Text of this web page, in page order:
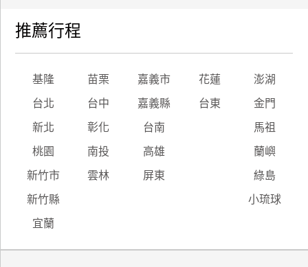
推薦行程
基隆 苗栗 嘉義市 花蓮 澎湖
台北 台中 嘉義縣 台東 金門
新北 彰化 台南 馬祖
桃園 南投 高雄 蘭嶼
新竹市 雲林 屏東 綠島
新竹縣 小琉球
宜蘭